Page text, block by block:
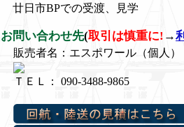
廿日市BPでの受渡、見学
お問い合わせ先(取引は慎重に! →
販売者名：エスポワール（個人）
ＴＥＬ： 090-3488-9865